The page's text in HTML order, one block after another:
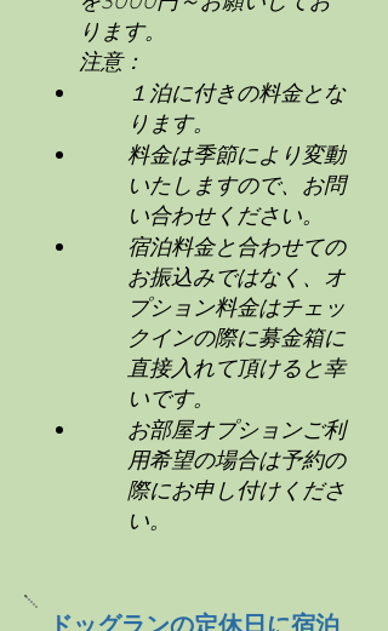
ります。
注意：
１泊に付きの料金とな
ります。
料金は季節により変動
いたしますので、お問
い合わせください。
宿泊料金と合わせての
お振込みではなく、オ
プション料金はチェッ
クインの際に募金箱に
直接入れて頂けると幸
いです。
お部屋オプションご利
用希望の場合は予約の
際にお申し付けくださ
い。